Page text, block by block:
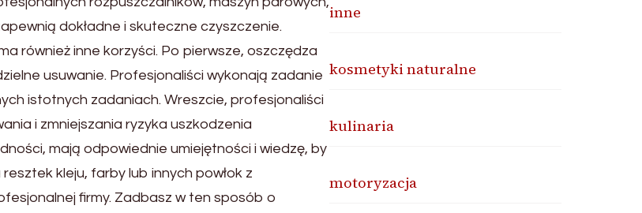
dokładne i skuteczne czyszczenie.
również inne korzyści. Po pierwsze, oszczędza
usuwanie. Profesjonaliści wykonają zadanie
istotnych zadaniach. Wreszcie, profesjonaliści
i zmniejszania ryzyka uszkodzenia
mają odpowiednie umiejętności i wiedzę, by
kleju, farby lub innych powłok z
firmy. Zadbasz w ten sposób o
inne
kosmetyki naturalne
kulinaria
motoryzacja